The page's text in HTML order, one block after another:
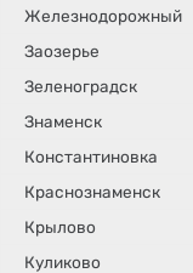
Железнодорожный
Заозерье
Зеленоградск
Знаменск
Константиновка
Краснознаменск
Крылово
Куликово